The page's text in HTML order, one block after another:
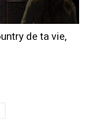
de ta vie,